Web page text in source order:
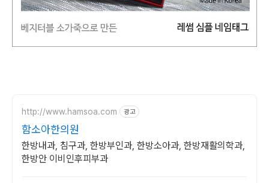
http://www.hamsoa.com 광고
함소아한의원
한방내과, 침구과, 한방부인과, 한방소아과, 한방재활의학과,
한방안 이비인후피부과